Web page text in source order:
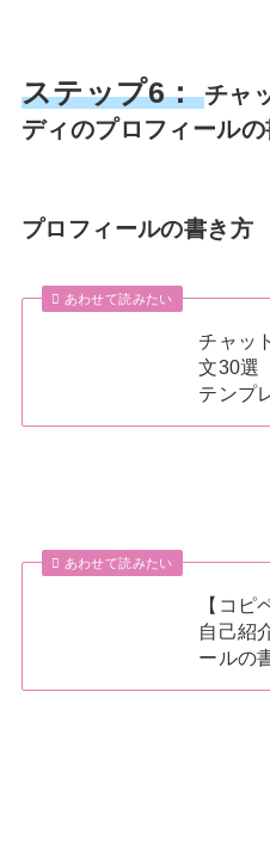
ステップ6： チャ
ディのプロフィール
プロフィールの書き方
あわせて読みたい
チャッ
文30選
テンプ
あわせて読みたい
【コ
自己紹
ールの